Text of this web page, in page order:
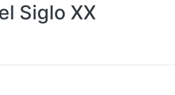
Siglo XX